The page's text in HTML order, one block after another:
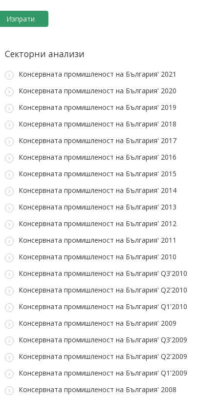
Секторни анализи
Консервната промишленост на България' 2021
Консервната промишленост на България' 2020
Консервната промишленост на България' 2019
Консервната промишленост на България' 2018
Консервната промишленост на България' 2017
Консервната промишленост на България' 2016
Консервната промишленост на България' 2015
Консервната промишленост на България' 2014
Консервната промишленост на България' 2013
Консервната промишленост на България' 2012
Консервната промишленост на България' 2011
Консервната промишленост на България' 2010
Консервната промишленост на България' Q3'2010
Консервната промишленост на България' Q2'2010
Консервната промишленост на България' Q1'2010
Консервната промишленост на България' 2009
Консервната промишленост на България' Q3'2009
Консервната промишленост на България' Q2'2009
Консервната промишленост на България' Q1'2009
Консервната промишленост на България' 2008